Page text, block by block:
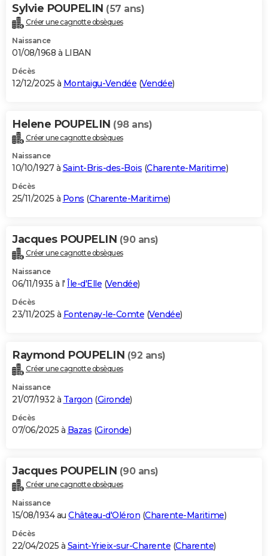
Sylvie POUPELIN (57 ans)
Créer une cagnotte obsèques
Naissance
01/08/1968 à LIBAN
Décès
12/12/2025 à Montaigu-Vendée (Vendée)
Helene POUPELIN (98 ans)
Créer une cagnotte obsèques
Naissance
10/10/1927 à Saint-Bris-des-Bois (Charente-Maritime)
Décès
25/11/2025 à Pons (Charente-Maritime)
Jacques POUPELIN (90 ans)
Créer une cagnotte obsèques
Naissance
06/11/1935 à l' Île-d'Elle (Vendée)
Décès
23/11/2025 à Fontenay-le-Comte (Vendée)
Raymond POUPELIN (92 ans)
Créer une cagnotte obsèques
Naissance
21/07/1932 à Targon (Gironde)
Décès
07/06/2025 à Bazas (Gironde)
Jacques POUPELIN (90 ans)
Créer une cagnotte obsèques
Naissance
15/08/1934 au Château-d'Oléron (Charente-Maritime)
Décès
22/04/2025 à Saint-Yrieix-sur-Charente (Charente)